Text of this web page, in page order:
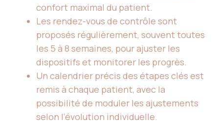
confort maximal du patient.
Les rendez-vous de contrôle sont
proposés régulièrement, souvent toutes
les 5 à 8 semaines, pour ajuster les
dispositifs et monitorer les progrès.
Un calendrier précis des étapes clés est
remis à chaque patient, avec la
possibilité de moduler les ajustements
selon l’évolution individuelle.